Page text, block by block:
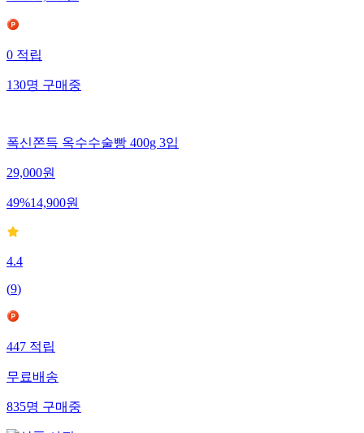
23%27,600원
0적립
130명구매중
폭신쫀득 옥수수술빵 400g 3입
29,000원
49%14,900원
4.4
(9)
447적립
무료배송
835명구매중